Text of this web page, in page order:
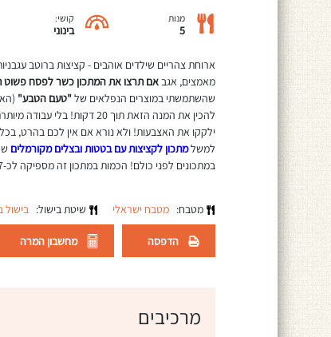
מנות
5
קושי:
בינוני
מאמצים, אגבאם תרצו את המתכון כשר לפסחפשוט
שהשתמשתי במוצרים הנפלאים של"טעם הטבע"
להכין את המנה הזאת תוך 20 דקות! בלי עבודה מיותרת, למי שאין זמן ורוצה להכין אחלה
ילקקו את האצבעות! ולא נורא אם אין לכם בהרט,
למשלמתכון לקציצות עם בטטות ובצלים מקורמלים
במתכונים לפני כולם! הכמות במתכון זה מספיקה לכ-27 קציצות בסיר סוטאז' רחב קוטר 32.
מטבח: מטבח ישראלי שיטת בישול: בישול
הדפסה מחשבון המרה
מרכיבים